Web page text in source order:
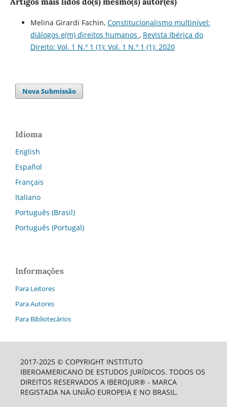
Melina Girardi Fachin, Constitucionalismo multinível:
diálogos e(m) direitos humanos , Revista Ibérica do
Direito: Vol. 1 N.º 1 (1): Vol. 1 N.º 1 (1): 2020
Nova Submissão
Idioma
English
Español
Français
Italiano
Português (Brasil)
Português (Portugal)
Informações
Para Leitores
Para Autores
Para Bibliotecários
2017-2025 © COPYRIGHT INSTITUTO
IBEROAMERICANO DE ESTUDOS JURÍDICOS. TODOS OS
DIREITOS RESERVADOS A IBEROJUR® - MARCA
REGISTADA NA UNIÃO EUROPEIA E NO BRASIL.